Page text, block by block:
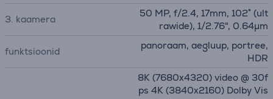
3. kaamera
50 MP, f/2.4, 17mm, 102˚ (ult
rawide), 1/2.76", 0.64µm
funktsioonid
panoraam, aegluup, portree,
HDR
8K (7680x4320) video @ 30f
ps 4K (3840x2160) Dolby Vis